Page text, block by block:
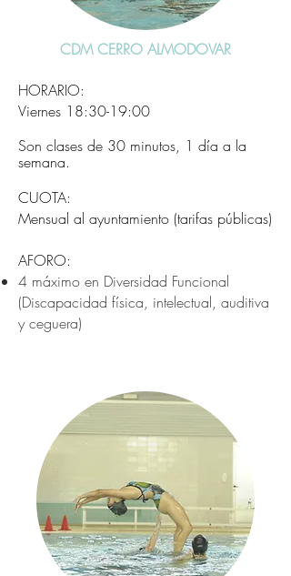
CDM CERRO ALMODOVAR
HORARIO:
Viernes 18:30-19:00
Son clases de 30 minutos, 1 día a la
semana.
CUOTA:
Mensual al ayuntamiento (tarifas públicas)
AFORO:
4 máximo en Diversidad Funcional
(Discapacidad física, intelectual, auditiva
y ceguera)